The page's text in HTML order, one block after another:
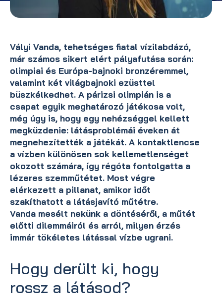
Vályi Vanda, tehetséges fiatal vízilabdázó,
már számos sikert elért pályafutása során:
olimpiai és Európa-bajnoki bronzéremmel,
valamint két világbajnoki ezüsttel
büszkélkedhet. A párizsi olimpián is a
csapat egyik meghatározó játékosa volt,
még úgy is, hogy egy nehézséggel kellett
megküzdenie: látásproblémái éveken át
megnehezítették a játékát. A kontaktlencse
a vízben különösen sok kellemetlenséget
okozott számára, így régóta fontolgatta a
lézeres szemműtétet. Most végre
elérkezett a pillanat, amikor időt
szakíthatott a látásjavító műtétre.
Vanda mesélt nekünk a döntéséről, a műtét
előtti dilemmáiról és arról, milyen érzés
immár tökéletes látással vízbe ugrani.
Hogy derült ki, hogy
rossz a látásod?